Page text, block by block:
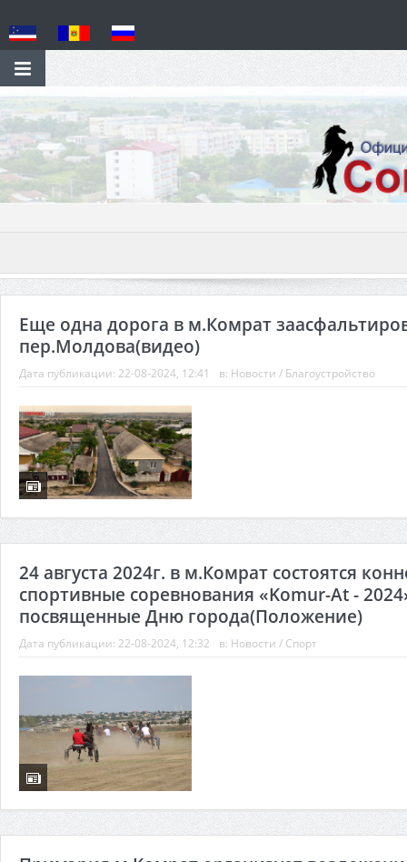
Еще одна дорога в м.Комрат
пер.Молдова(видео)
Дата публикации: 22-08-2024, 12:41 в: Новости / Благоустройство
24 августа 2024г. в м.Комрат состоятся
спортивные соревнования «Komur-At -
посвященные Дню города(Положение)
Дата публикации: 22-08-2024, 12:32 в: Новости / Спорт